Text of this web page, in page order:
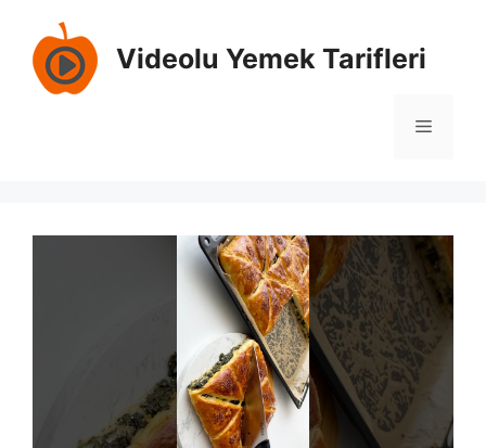
Videolu Yemek Tarifleri
Menü